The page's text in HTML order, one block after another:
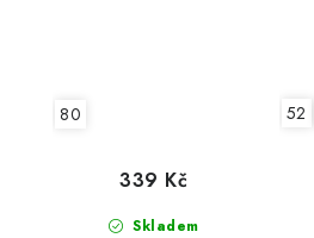
80
Skladem
339 Kč
52